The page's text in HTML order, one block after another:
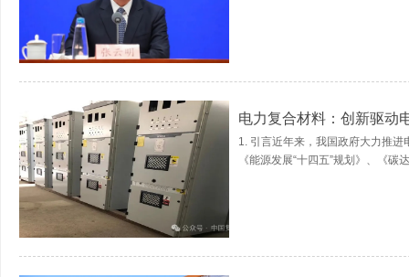
电力复合材料：创新驱动
1. 引言近年来，我国政府大力推
《能源发展“十四五”规划》、《